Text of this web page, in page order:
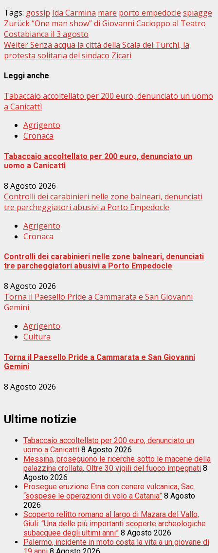
Tags: gossip Ida Carmina mare porto empedocle spiagge
Beitragsnavigation
Zurück“One man show” di Giovanni Cacioppo al Teatro
Costabianca il 3 agosto
WeiterSenza acqua la città della Scala dei Turchi, la
protesta solitaria del sindaco Zicari
Leggi anche
Tabaccaio accoltellato per 200 euro, denunciato un uomo
a Canicattì
Agrigento
Cronaca
Tabaccaio accoltellato per 200 euro, denunciato un
uomo a Canicattì
8 Agosto 2026
Controlli dei carabinieri nelle zone balneari, denunciati
tre parcheggiatori abusivi a Porto Empedocle
Agrigento
Cronaca
Controlli dei carabinieri nelle zone balneari, denunciati
tre parcheggiatori abusivi a Porto Empedocle
8 Agosto 2026
Torna il Paesello Pride a Cammarata e San Giovanni
Gemini
Agrigento
Cultura
Torna il Paesello Pride a Cammarata e San Giovanni
Gemini
8 Agosto 2026
Ultime notizie
Tabaccaio accoltellato per 200 euro, denunciato un
uomo a Canicattì 8 Agosto 2026
Messina, proseguono le ricerche sotto le macerie della
palazzina crollata. Oltre 30 vigili del fuoco impegnati 8
Agosto 2026
Prosegue eruzione Etna con cenere vulcanica, Sac
“sospese le operazioni di volo a Catania” 8 Agosto
2026
Scoperto relitto romano al largo di Mazara del Vallo,
Giuli: “Una delle più importanti scoperte archeologiche
subacquee degli ultimi anni” 8 Agosto 2026
Palermo, incidente in moto costa la vita a un giovane di